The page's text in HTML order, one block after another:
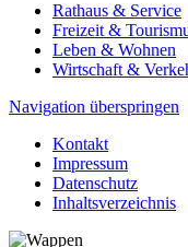
Rathaus & Service
Freizeit &
Leben & Wohnen
Wirtschaft &
Navigation überspringen
Kontakt
Impressum
Datenschutz
Inhaltsverzeichnis